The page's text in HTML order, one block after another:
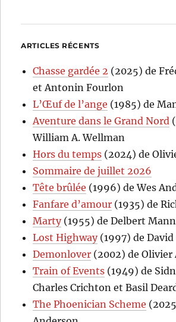
ARTICLES RÉCENTS
Chasse gardée 2 (2025) de
et Antonin Fourlon
L’Œuf de l’ange (1985) de
Aventure dans le Grand Nord
William A. Wellman
Hors du temps (2024) de
Sommaire de juillet 2026
Tête brûlée (1996) de Wes
Fanfare d’amour (1935) de
Marty(1955) de Delbert Mann
Lost Highway(1997) de David
Demonlover (2002) de Olivier
Train of Events (1949) de
Charles Crichton et Basil
The Phoenician Scheme